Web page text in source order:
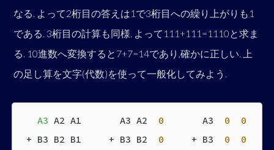
なる. よって2桁目の答えは1で3桁目への繰り上がりも1
である. 3桁目の計算も同様. よって111+111=1110と求ま
る. 10進数へ変換すると7+7=14であり,確かに正しい. 上
の足し算を文字(代数)を使って一般化してみよう.
A3 A2 A1 A3 A2 0 A3 0
0
+ B3 B2 B1 + B3 B2 0 + B3 0 0